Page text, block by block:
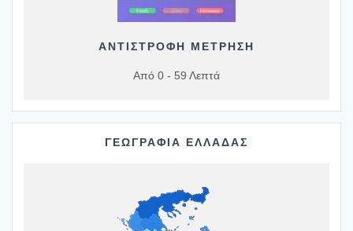
ΑΝΤΙΣΤΡΟΦΗ ΜΕΤΡΗΣΗ
Από 0 - 59 Λεπτά
ΓΕΩΓΡΑΦΙΑ ΕΛΛΑΔΑΣ